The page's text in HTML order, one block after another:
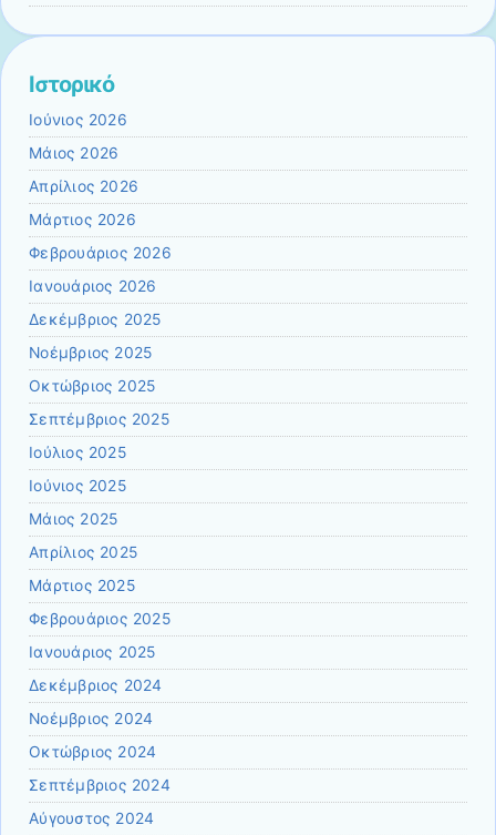
Ιστορικό
Ιούνιος 2026
Μάιος 2026
Απρίλιος 2026
Μάρτιος 2026
Φεβρουάριος 2026
Ιανουάριος 2026
Δεκέμβριος 2025
Νοέμβριος 2025
Οκτώβριος 2025
Σεπτέμβριος 2025
Ιούλιος 2025
Ιούνιος 2025
Μάιος 2025
Απρίλιος 2025
Μάρτιος 2025
Φεβρουάριος 2025
Ιανουάριος 2025
Δεκέμβριος 2024
Νοέμβριος 2024
Οκτώβριος 2024
Σεπτέμβριος 2024
Αύγουστος 2024